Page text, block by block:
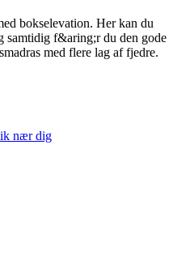
bokselevation. Her kan du
samtidig f&aring;r du den gode
med flere lag af fjedre.
nær dig